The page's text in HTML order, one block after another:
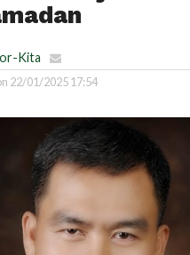
Kita
22/01/2025 17:54